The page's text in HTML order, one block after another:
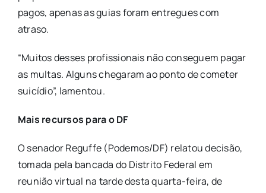
pagos, apenas as guias foram entregues com
atraso.
“Muitos desses profissionais não conseguem pagar
as multas. Alguns chegaram ao ponto de cometer
suicídio”, lamentou.
Mais recursos para o DF
O senador Reguffe (Podemos/DF) relatou decisão,
tomada pela bancada do Distrito Federal em
reunião virtual na tarde desta quarta-feira, de